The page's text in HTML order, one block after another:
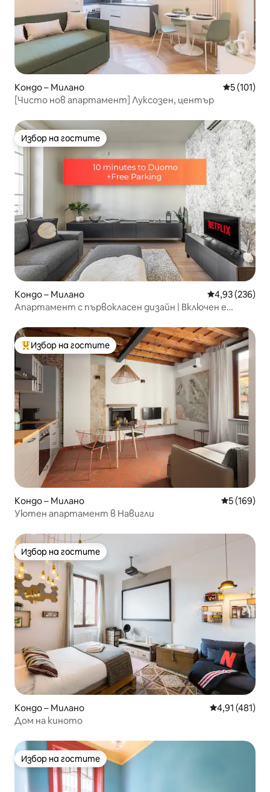
Кондо – Милано Средна
5 (101)
[Чисто нов апартамент] Луксозен, център
Избор на гостите
Избор на гостите
Кондо – Милано Средна
4,93 (236)
Апартамент с първокласен дизайн | Включен е
Най-популярен избор на гостите
Избор на гостите
Кондо – Милано Средна
5 (169)
Уютен апартамент в Навигли
Избор на гостите
Избор на гостите
Кондо – Милано Средна
4,91 (481)
Дом на киното
Избор на гостите
Избор на гостите